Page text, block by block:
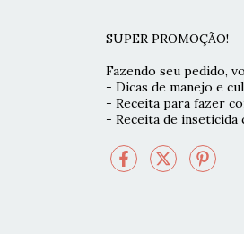
SUPER PROMOÇÃO!
Fazendo seu pedido,
- Dicas de manejo e
- Receita para fazer
- Receita de inseticida